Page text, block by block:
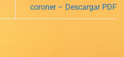
coroner – Descargar PDF